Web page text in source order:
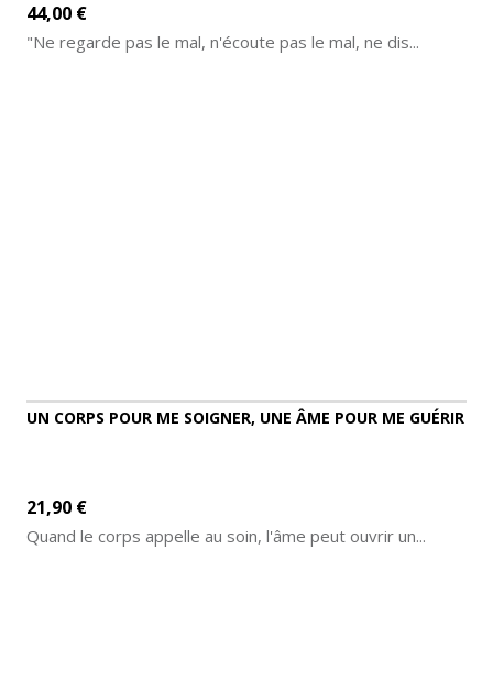
44,00 €
"Ne regarde pas le mal, n'écoute pas le mal, ne dis...
UN CORPS POUR ME SOIGNER, UNE ÂME POUR ME GUÉRIR
21,90 €
Quand le corps appelle au soin, l'âme peut ouvrir un...